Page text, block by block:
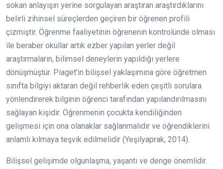
sokan anlayışın yerine sorgulayan araştıran araştırdıklarını
belirli zihinsel süreçlerden geçiren bir öğrenen profili
çizmiştir. Öğrenme faaliyetinin öğrenenin kontrolünde olması
ile beraber okullar artık ezber yapılan yerler değil
araştırmaların, bilimsel deneylerin yapıldığı yerlere
dönüşmüştür. Piaget’in bilişsel yaklaşımına göre öğretmen
sınıfta bilgiyi aktaran değil rehberlik eden çeşitli sorulara
yönlendirerek bilginin öğrenci tarafından yapılandırılmasını
sağlayan kişidir. Öğrenmenin çocukta kendiliğinden
gelişmesi için ona olanaklar sağlanmalıdır ve öğrendiklerini
anlamlı kılmaya teşvik edilmelidir (Yeşilyaprak, 2014).
Bilişsel gelişimde olgunlaşma, yaşantı ve denge önemlidir.